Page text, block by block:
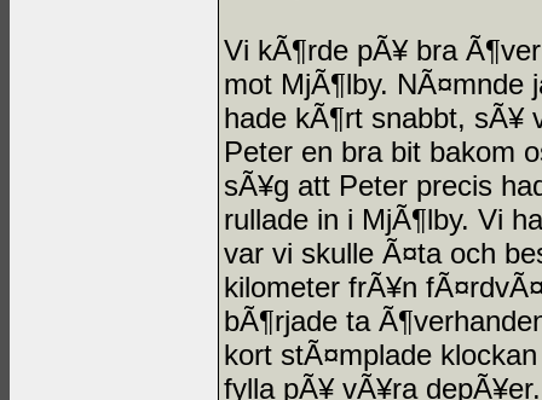
Vi kÃ¶rde pÃ¥ bra
mot MjÃ¶lby. NÃ¤mnde
hade kÃ¶rt snabbt, sÃ¥
Peter en bra bit bakom
sÃ¥g att Peter precis
rullade in i MjÃ¶lby. Vi
var vi skulle Ã¤ta och
kilometer frÃ¥n
bÃ¶rjade ta
kort stÃ¤mplade
fylla pÃ¥ vÃ¥ra